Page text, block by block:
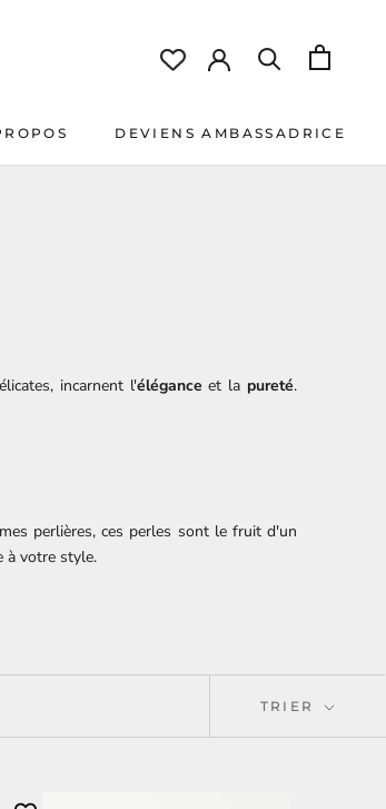
DEVIENS AMBASSADRICE
incarnent l'élégance et la pureté.
perlières, ces perles sont le fruit d'un
à votre style.
TRIER